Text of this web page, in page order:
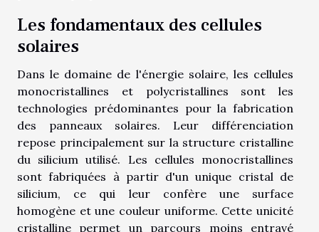
Les fondamentaux des cellules
solaires
Dans le domaine de l'énergie solaire, les cellules
monocristallines et polycristallines sont les
technologies prédominantes pour la fabrication
des panneaux solaires. Leur différenciation
repose principalement sur la structure cristalline
du silicium utilisé. Les cellules monocristallines
sont fabriquées à partir d'un unique cristal de
silicium, ce qui leur confère une surface
homogène et une couleur uniforme. Cette unicité
cristalline permet un parcours moins entravé